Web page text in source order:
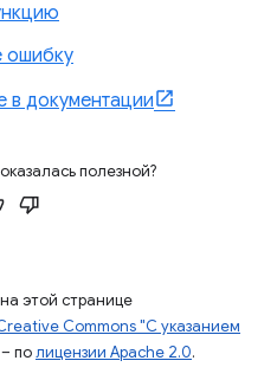
ошибку
документации
полезной?
этой странице
Commons "С указанием
полицензии Apache 2.0.